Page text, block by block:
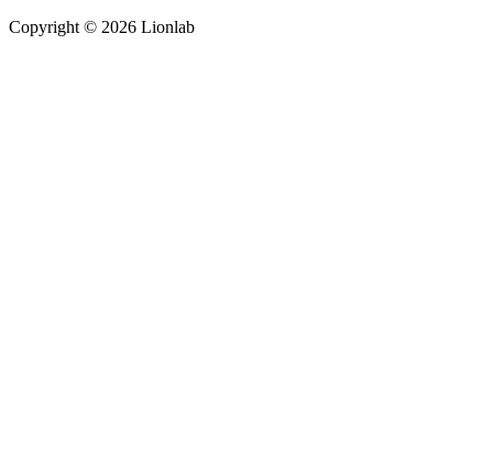
Copyright © 2026 Lionlab